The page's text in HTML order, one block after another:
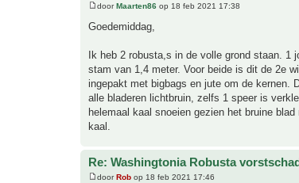
doorMaarten86 op 18 feb 2021 17:38
Goedemiddag,
Ik heb 2 robusta,s in de volle grond staan. 1
stam van 1,4 meter. Voor beide is dit de 2e
ingepakt met bigbags en jute om de kernen.
alle bladeren lichtbruin, zelfs 1 speer is
helemaal kaal snoeien gezien het bruine
kaal.
Re: Washingtonia Robusta
doorRob op 18 feb 2021 17:46